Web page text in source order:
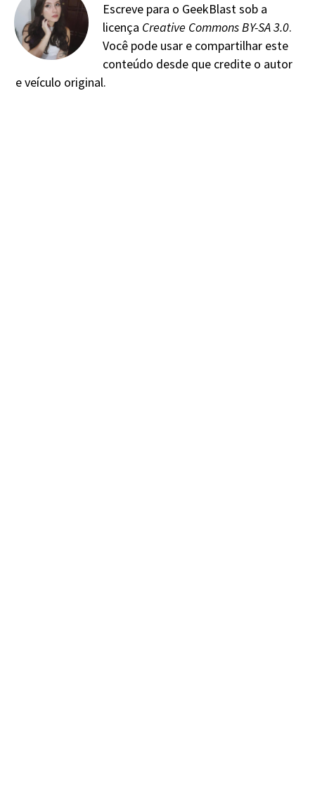
Escreve para o GeekBlast sob a
licença Creative Commons BY-SA 3.0.
Você pode usar e compartilhar este
conteúdo desde que credite o autor
e veículo original.